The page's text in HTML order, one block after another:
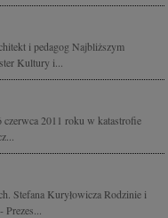
i pedagog Najbliższym
Kultury i...
czerwca 2011 roku w katastrofie
Stefana Kuryłowicza Rodzinie i